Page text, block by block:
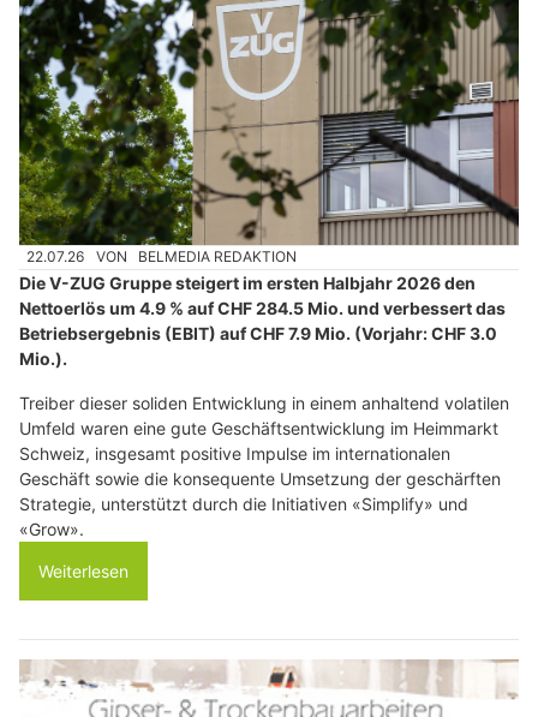
22.07.26 VON BELMEDIA REDAKTION
Die V-ZUG Gruppe steigert im ersten Halbjahr 2026 den
Nettoerlös um 4.9 % auf CHF 284.5 Mio. und verbessert das
Betriebsergebnis (EBIT) auf CHF 7.9 Mio. (Vorjahr: CHF 3.0
Mio.).
Treiber dieser soliden Entwicklung in einem anhaltend volatilen
Umfeld waren eine gute Geschäftsentwicklung im Heimmarkt
Schweiz, insgesamt positive Impulse im internationalen
Geschäft sowie die konsequente Umsetzung der geschärften
Strategie, unterstützt durch die Initiativen «Simplify» und
«Grow».
Weiterlesen